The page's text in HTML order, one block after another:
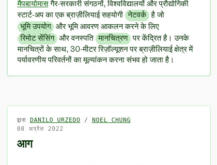
मैपबायोमासगैर-सरकारी संगठनों, विश्वविद्यालयों और प्रौद्योगिकी
स्टार्ट-अप का एक ब्राज़ीलियाई सहयोगी नेटवर्क है जो
भूमि उपयोग और भूमि आवरण आकलन करने के लिए
रिमोट सेंसिंग और वनस्पति मानचित्रण पर केंद्रित है। उनके
मानचित्रों के साथ, 30-मीटर रिज़ॉल्यूशन पर ब्राज़ीलियाई क्षेत्र में
पर्यावरणीय परिवर्तनों का मूल्यांकन करना संभव हो जाता है।
द्वारा DANILO URZEDO /
NOEL CHUNG
08 अप्रैल 2022
आग